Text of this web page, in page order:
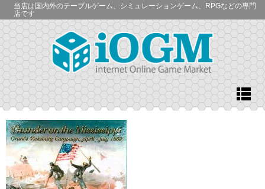
当店は国内外のテーブルゲーム、シミュレーションゲーム、RPGなどの専門
店です